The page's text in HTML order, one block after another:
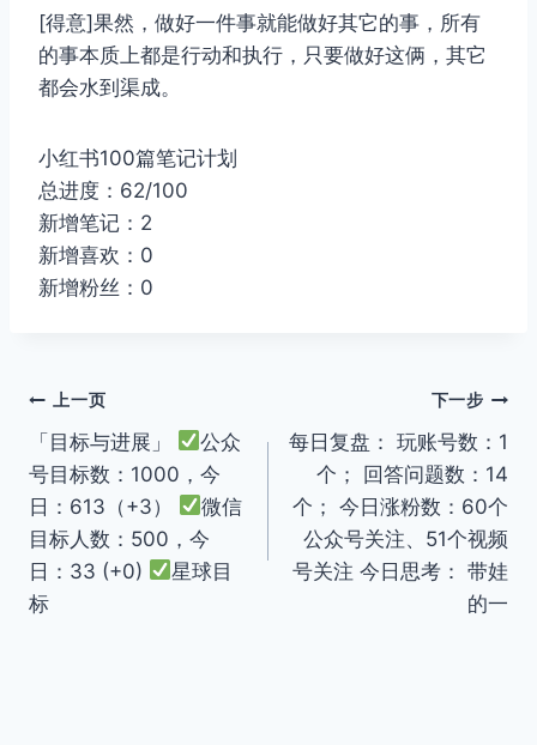
[得意]果然，做好一件事就能做好其它的事，所有
的事本质上都是行动和执行，只要做好这俩，其它
都会水到渠成。
小红书100篇笔记计划
总进度：62/100
新增笔记：2
新增喜欢：0
新增粉丝：0
文
章
导
航
上一页
「目标与进展」
公众
号目标数：1000，今
日：613（+3）
微信
目标人数：500，今
日：33 (+0)
星球目
标
下一步
每日复盘： 玩账号数：1
个； 回答问题数：14
个； 今日涨粉数：60个
公众号关注、51个视频
号关注 今日思考： 带娃
的一